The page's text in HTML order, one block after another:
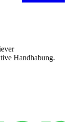
Handhabung.